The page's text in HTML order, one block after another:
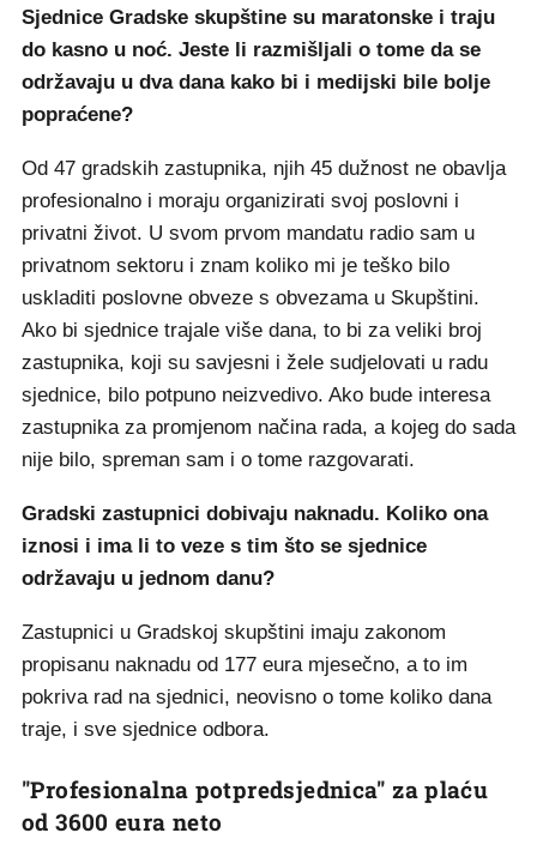
Sjednice Gradske skupštine su maratonske i traju
do kasno u noć. Jeste li razmišljali o tome da se
održavaju u dva dana kako bi i medijski bile bolje
popraćene?
Od 47 gradskih zastupnika, njih 45 dužnost ne obavlja
profesionalno i moraju organizirati svoj poslovni i
privatni život. U svom prvom mandatu radio sam u
privatnom sektoru i znam koliko mi je teško bilo
uskladiti poslovne obveze s obvezama u Skupštini.
Ako bi sjednice trajale više dana, to bi za veliki broj
zastupnika, koji su savjesni i žele sudjelovati u radu
sjednice, bilo potpuno neizvedivo. Ako bude interesa
zastupnika za promjenom načina rada, a kojeg do sada
nije bilo, spreman sam i o tome razgovarati.
Gradski zastupnici dobivaju naknadu. Koliko ona
iznosi i ima li to veze s tim što se sjednice
održavaju u jednom danu?
Zastupnici u Gradskoj skupštini imaju zakonom
propisanu naknadu od 177 eura mjesečno, a to im
pokriva rad na sjednici, neovisno o tome koliko dana
traje, i sve sjednice odbora.
"Profesionalna potpredsjednica" za plaću
od 3600 eura neto